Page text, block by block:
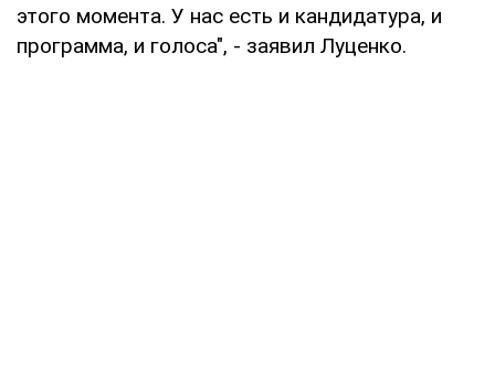
этого момента. У нас есть и кандидатура, и
программа, и голоса", - заявил Луценко.